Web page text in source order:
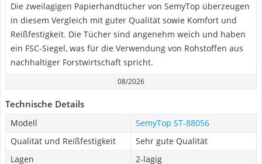
Die zweilagigen Papierhandtücher von SemyTop überzeugen
in diesem Vergleich mit guter Qualität sowie Komfort und
Reißfestigkeit. Die Tücher sind angenehm weich und haben
ein FSC-Siegel, was für die Verwendung von Rohstoffen aus
nachhaltiger Forstwirtschaft spricht.
08/2026
Technische Details
Modell
SemyTop ST-88056
Qualität und Reißfestigkeit
Sehr gute Qualität
Lagen
2-lagig